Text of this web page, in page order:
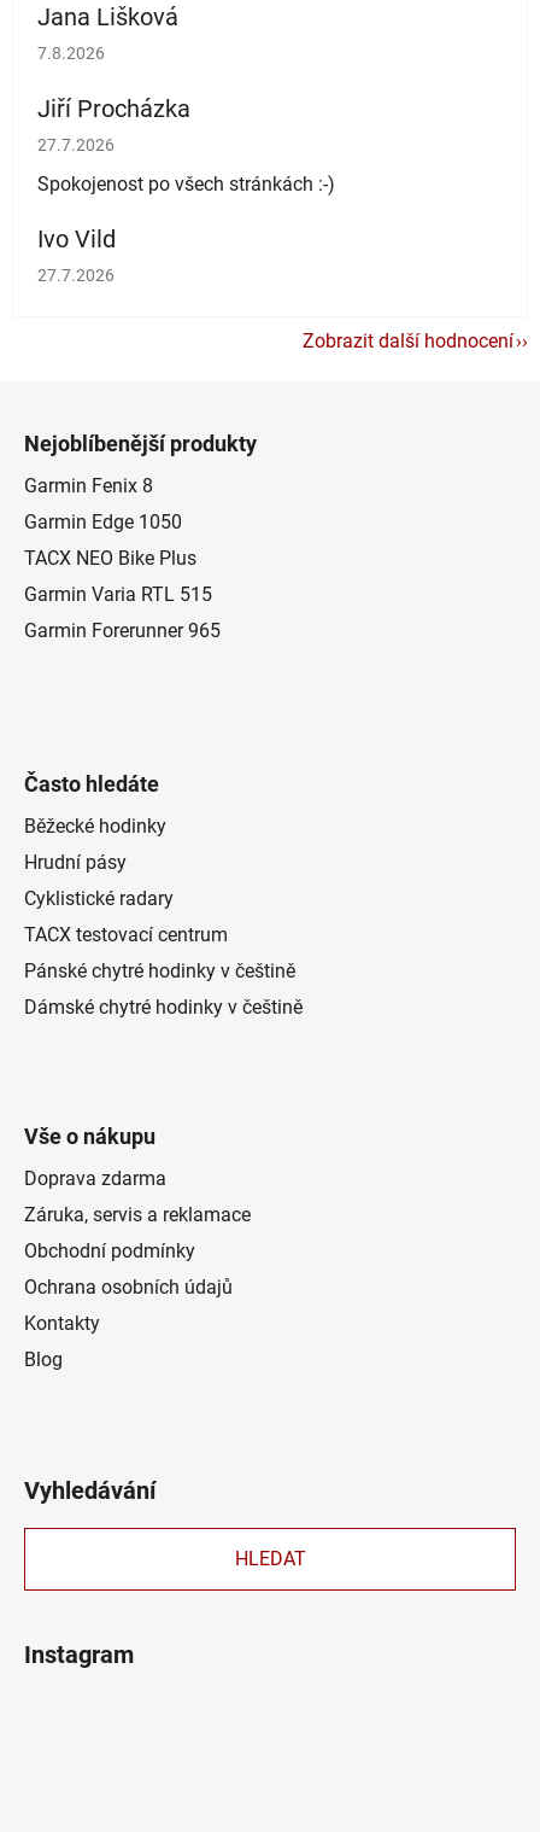
Jana Lišková
Hodnocení obchodu je 5 z 5 hvězdiček.
7.8.2026
Jiří Procházka
Hodnocení obchodu je 5 z 5 hvězdiček.
27.7.2026
Spokojenost po všech stránkách :-)
Ivo Vild
Hodnocení obchodu je 5 z 5 hvězdiček.
27.7.2026
Zobrazit další hodnocení
Nejoblíbenější produkty
Garmin Fenix 8
Garmin Edge 1050
TACX NEO Bike Plus
Garmin Varia RTL 515
Garmin Forerunner 965
Často hledáte
Běžecké hodinky
Hrudní pásy
Cyklistické radary
TACX testovací centrum
Pánské chytré hodinky v češtině
Dámské chytré hodinky v češtině
Vše o nákupu
Doprava zdarma
Záruka, servis a reklamace
Obchodní podmínky
Ochrana osobních údajů
Kontakty
Blog
Vyhledávání
HLEDAT
Instagram